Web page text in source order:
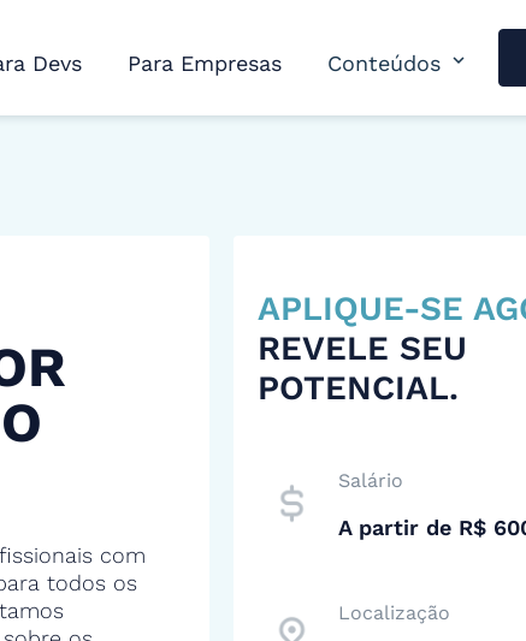
Devs Para Empresas Conteúdos expand_more
com
todos os
APLIQUE-SE
REVELE SEU
POTENCIAL.
Salário
A partir de R$
Localização